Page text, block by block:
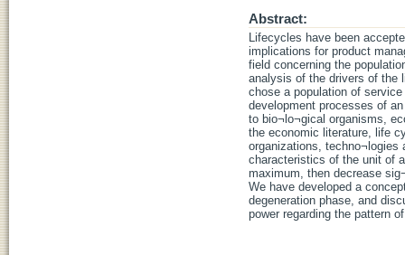
Abstract:
Lifecycles have been
implications for product
field concerning the
analysis of the drivers of the
chose a population of
development processes of
to bio¬lo¬gical organisms,
the economic literature, life
organizations,
characteristics of the unit of
maximum, then decrease
We have developed a
degeneration phase, and
power regarding the pattern